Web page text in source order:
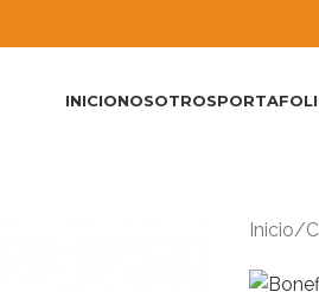
INICIONOSOTROS
Inicio/